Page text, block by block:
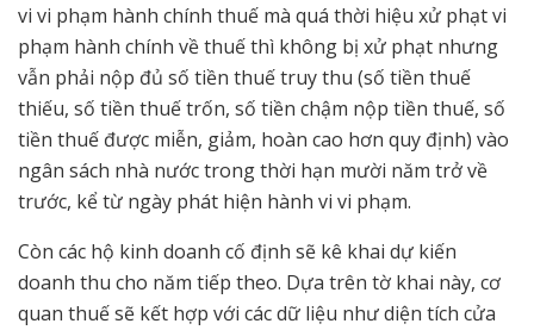
vi vi phạm hành chính thuế mà quá thời hiệu xử phạt vi
phạm hành chính về thuế thì không bị xử phạt nhưng
vẫn phải nộp đủ số tiền thuế truy thu (số tiền thuế
thiếu, số tiền thuế trốn, số tiền chậm nộp tiền thuế, số
tiền thuế được miễn, giảm, hoàn cao hơn quy định) vào
ngân sách nhà nước trong thời hạn mười năm trở về
trước, kể từ ngày phát hiện hành vi vi phạm.
Còn các hộ kinh doanh cố định sẽ kê khai dự kiến
doanh thu cho năm tiếp theo. Dựa trên tờ khai này, cơ
quan thuế sẽ kết hợp với các dữ liệu như diện tích cửa